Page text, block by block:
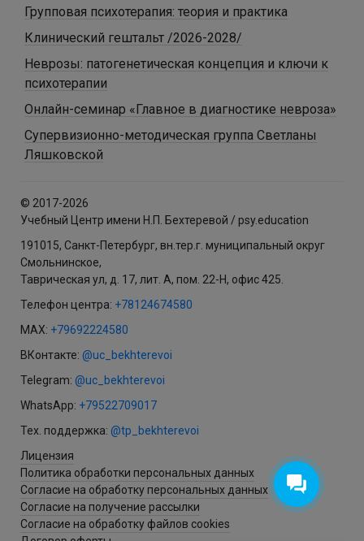
Групповая психотерапия: теория и практика
Клинический гештальт /2026-2028/
Неврозы: патогенетическая концепция и ключи к
психотерапии
Онлайн-семинар «Главное в диагностике невроза»
Супервизионно-методическая группа Светланы
Ляшковской
© 2017-2026
Учебный Центр имени Н.П. Бехтеревой / psy.education
191015, Санкт-Петербург, вн.тер.г. муниципальный округ
Смольнинское,
Таврическая ул, д. 17, лит. А, пом. 22-Н, офис 425.
Телефон центра: +78124674580
MAX: +79692224580
ВКонтакте: @uc_bekhterevoi
Telegram: @uc_bekhterevoi
WhatsApp: +79522709017
Тех. поддержка: @tp_bekhterevoi
Лицензия
Политика обработки персональных данных
Согласие на обработку персональных данных
Согласие на получение рассылки
Согласие на обработку файлов cookies